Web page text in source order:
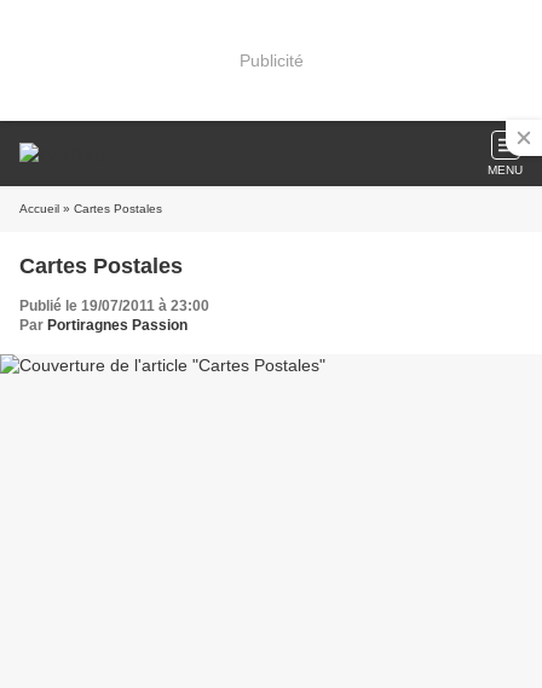
Publicité
MENU
Accueil » Cartes Postales
Cartes Postales
Publié le 19/07/2011 à 23:00
Par Portiragnes Passion